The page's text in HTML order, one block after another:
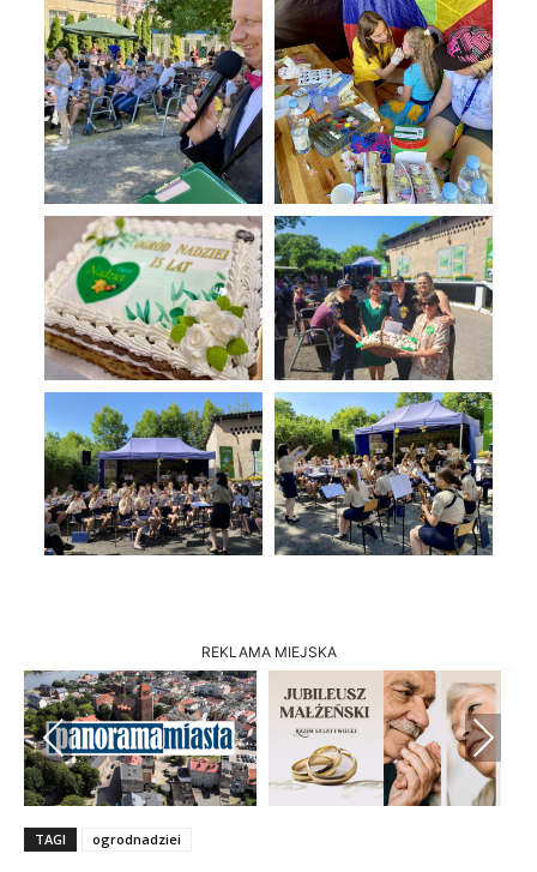
REKLAMA MIEJSKA
Previous Next
TAGI ogrodnadziei